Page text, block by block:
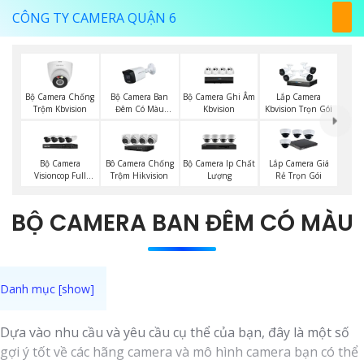
CÔNG TY CAMERA QUẬN 6
Bộ Camera Chống
Trộm Kbvision
Bộ Camera Ban
Đêm Có Màu
Bộ Camera Ghi Âm
Kbvision
Lắp Camera
Kbvision Trọn Gói
Bộ Camera
Visioncop Full
Bô Camera Chống
Trộm Hikvision
Bộ Camera Ip Chất
Lượng
Lắp Camera Giá
Rẻ Trọn Gói
BỘ CAMERA BAN ĐÊM CÓ MÀU
Dựa vào nhu cầu và yêu cầu cụ thể của bạn, đây là một số
gợi ý tốt về các hãng camera và mô hình camera bạn có thể